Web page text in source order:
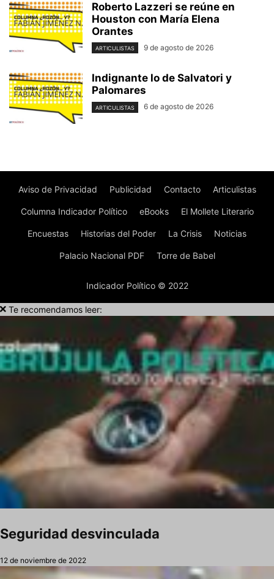
Roberto Lazzeri se reúne en
Houston con María Elena
Orantes
ARTICULISTAS 9 de agosto de 2026
Indignante lo de Salvatori y
Palomares
ARTICULISTAS 6 de agosto de 2026
Aviso de Privacidad Publicidad Contacto Articulistas
Columna Indicador Político eBooks El Mollete Literario
Encuestas Historias del Poder La Crisis Noticias
Palacio Nacional PDF Torre de Babel
Indicador Político © 2022
Te recomendamos leer:
Seguridad desvinculada
12 de noviembre de 2022